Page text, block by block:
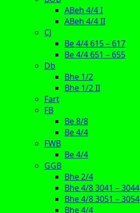
ABeh 4/4 I
ABeh 4/4 II
CJ
Be 4/4 615 – 617
Be 4/4 651 – 655
Db
Bhe 1/2
Bhe 1/2 II
Fart
FB
Be 8/8
Be 4/4
FWB
Be 4/4
GGB
Bhe 2/4
Bhe 4/8 3041 – 3044
Bhe 4/8 3051 – 3054
Bhe 4/4